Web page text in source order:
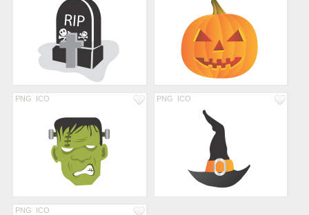
PNG ICO PNG ICO
PNG ICO